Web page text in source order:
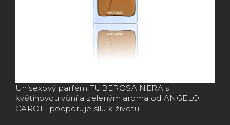
Unisexový parfém TUBEROSA NERA s
květinovou vůní a zeleným aroma od ANGELO
CAROLI podporuje sílu k životu.